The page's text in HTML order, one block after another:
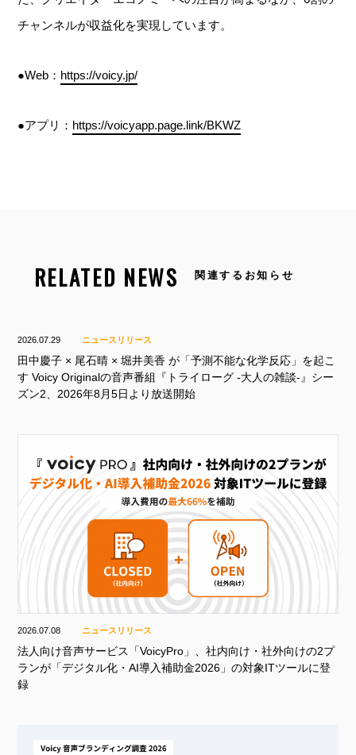
チャンネルが収益化を実現しています。
●Web： https://voicy.jp/
●アプリ： https://voicyapp.page.link/BKWZ
RELATED NEWS 関連するお知らせ
2026.07.29 ニュースリリース
田中慶子 × 尾石晴 × 堀井美香 が「予測不能な化学反応」を起こ
す Voicy Originalの音声番組『トライローグ -大人の雑談-』シー
ズン2、2026年8月5日より放送開始
2026.07.08 ニュースリリース
法人向け音声サービス「VoicyPro」、社内向け・社外向けの2プ
ランが「デジタル化・AI導入補助金2026」の対象ITツールに登
録